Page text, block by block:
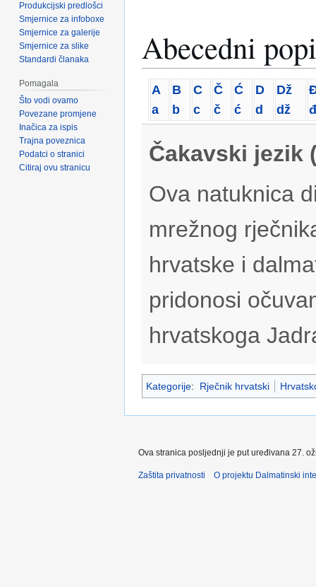
Abecedni
A
a
B
b
C
c
Č
č
Ć
ć
D
d
Dž
dž
đ
Čakavski jezik
Ova natuknica
mrežnog
hrvatske i
pridonosi
hrvatskoga
Kategorije: Rječnik hrvatski
Produkcijski predlošci
Smjernice za infoboxe
Smjernice za galerije
Smjernice za slike
Standardi članaka
Pomagala
Što vodi ovamo
Povezane promjene
Inačica za ispis
Trajna poveznica
Podatci o stranici
Citiraj ovu stranicu
Ova stranica posljednji je put uređivana 27.
Zaštita privatnosti O projektu Dalmatinski